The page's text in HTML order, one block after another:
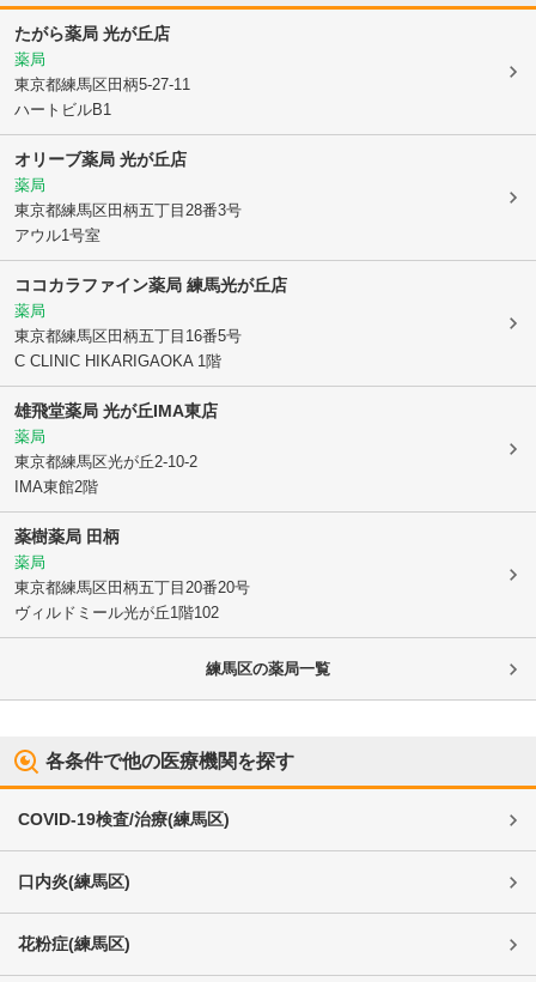
たがら薬局 光が丘店
薬局
東京都練馬区 田柄5-27-11
ハートビルB1
オリーブ薬局 光が丘店
薬局
東京都練馬区 田柄五丁目28番3号
アウル1号室
ココカラファイン薬局 練馬光が丘店
薬局
東京都練馬区 田柄五丁目16番5号
C CLINIC HIKARIGAOKA 1階
雄飛堂薬局 光が丘IMA東店
薬局
東京都練馬区光が丘2-10-2
IMA東館2階
薬樹薬局 田柄
薬局
東京都練馬区 田柄五丁目20番20号
ヴィルドミール光が丘1階102
練馬区の薬局一覧
各条件で他の医療機関を探す
COVID-19検査/治療(練馬区)
口内炎(練馬区)
花粉症(練馬区)